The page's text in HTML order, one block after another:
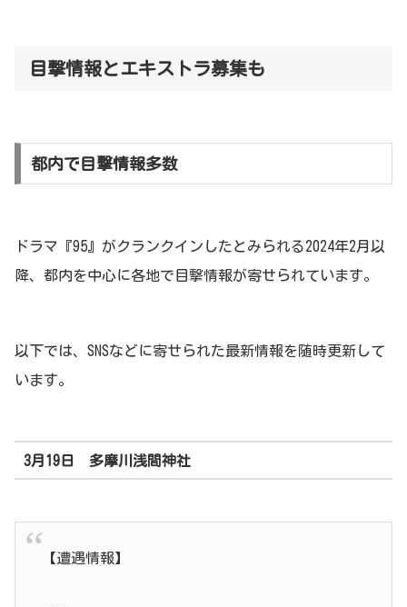
目撃情報とエキストラ募集も
都内で目撃情報多数
ドラマ『95』がクランクインしたとみられる2024年2月以
降、都内を中心に各地で目撃情報が寄せられています。
以下では、SNSなどに寄せられた最新情報を随時更新して
います。
3月19日 多摩川浅間神社
【遭遇情報】